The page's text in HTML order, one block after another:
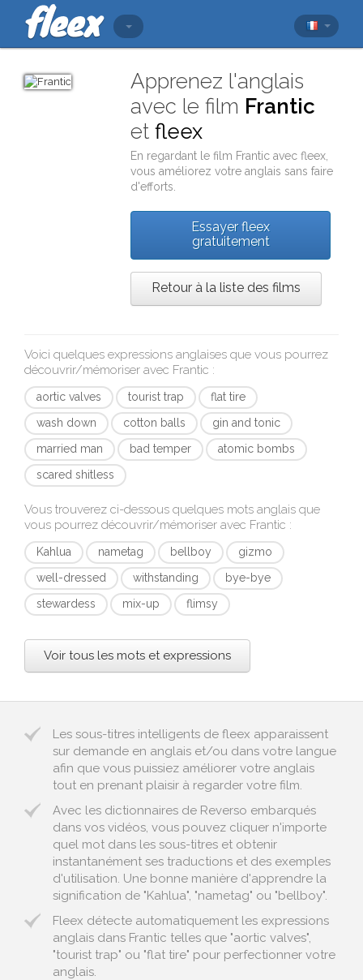
Apprenez l'anglais
avec le film Frantic
etfleex
En regardant le film Frantic avecfleex
vous améliorez votre anglais sans faire
d'efforts.
Essayer fleex
gratuitement
Retour à la liste des films
Voici quelques expressions anglaises que vous pourrez
découvrir/mémoriser avec Frantic :
aortic valves tourist trap
flat tire
wash down
cotton balls
gin and tonic
married man
bad temper
atomic bombs
scared shitless
Vous trouverez ci-dessous quelques mots anglais que
vous pourrez découvrir/mémoriser avec Frantic :
Kahlua nametag bellboy
gizmo
well-dressed
withstanding
bye-bye
stewardess
mix-up flimsy
Voir tous les mots et expressions
Les sous-titres intelligents de fleex apparaissent
sur demande en anglais et/ou dans votre langue
afin que vous puissiez améliorer votre anglais
tout en prenant plaisir à regarder votre film.
Avec les dictionnaires de Reverso embarqués
dans vos vidéos, vous pouvez cliquer n'importe
quel mot dans les sous-titres et obtenir
instantanément ses traductions et des exemples
d'utilisation. Une bonne manière d'apprendre la
signification de "Kahlua", "nametag" ou "bellboy".
Fleex détecte automatiquement les expressions
anglais dans Frantic telles que "aortic valves",
"tourist trap" ou "flat tire" pour perfectionner votre
anglais.